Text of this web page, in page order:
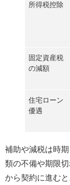
所得税控除
固定資産税
の減額
住宅ローン
優遇
補助や減税は時
類の不備や期限
から契約に進むと